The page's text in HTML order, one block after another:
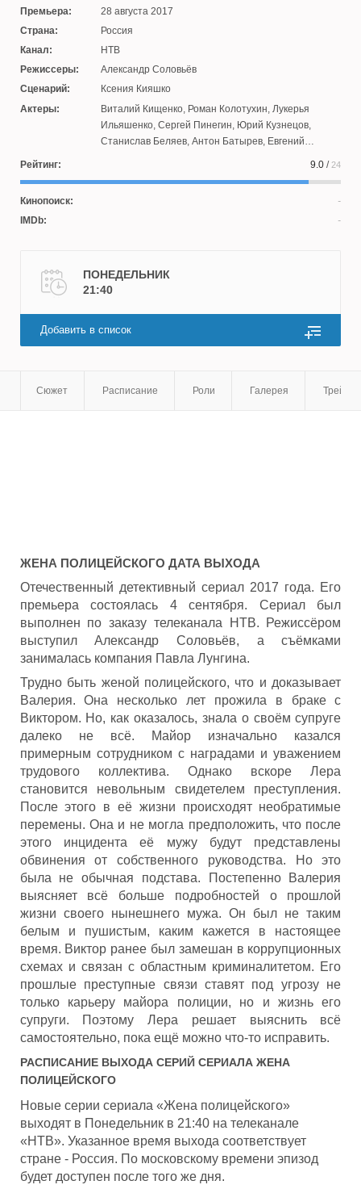
Премьера:
28 августа 2017
Страна:
Россия
Канал:
НТВ
Режиссеры:
Александр Соловьёв
Сценарий:
Ксения Кияшко
Актеры:
Виталий Кищенко, Роман Колотухин, Лукерья
Ильяшенко, Сергей Пинегин, Юрий Кузнецов,
Станислав Беляев, Антон Батырев, Евгений
Рейтинг: 9.0 / 24
Кинопоиск:
IMDb:
ПОНЕДЕЛЬНИК
21:40
Добавить в список
Сюжет Расписание Роли Галерея
ЖЕНА ПОЛИЦЕЙСКОГО ДАТА ВЫХОДА
Отечественный детективный сериал 2017 года. Его
премьера состоялась 4 сентября. Сериал был
выполнен по заказу телеканала НТВ. Режиссёром
выступил Александр Соловьёв, а съёмками
занималась компания Павла Лунгина.
Трудно быть женой полицейского, что и доказывает
Валерия. Она несколько лет прожила в браке с
Виктором. Но, как оказалось, знала о своём супруге
далеко не всё. Майор изначально казался
примерным сотрудником с наградами и уважением
трудового коллектива. Однако вскоре Лера
становится невольным свидетелем преступления.
После этого в её жизни происходят необратимые
перемены. Она и не могла предположить, что после
этого инцидента её мужу будут представлены
обвинения от собственного руководства. Но это
была не обычная подстава. Постепенно Валерия
выясняет всё больше подробностей о прошлой
жизни своего нынешнего мужа. Он был не таким
белым и пушистым, каким кажется в настоящее
время. Виктор ранее был замешан в коррупционных
схемах и связан с областным криминалитетом. Его
прошлые преступные связи ставят под угрозу не
только карьеру майора полиции, но и жизнь его
супруги. Поэтому Лера решает выяснить всё
самостоятельно, пока ещё можно что-то исправить.
РАСПИСАНИЕ ВЫХОДА СЕРИЙ СЕРИАЛА ЖЕНА
ПОЛИЦЕЙСКОГО
Новые серии сериала «Жена полицейского»
выходят в Понедельник в 21:40 на телеканале
«НТВ». Указанное время выхода соответствует
стране - Россия. По московскому времени эпизод
будет доступен после того же дня.